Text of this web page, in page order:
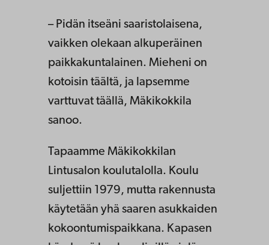
– Pidän itseäni saaristolaisena,
vaikken olekaan alkuperäinen
paikkakuntalainen. Mieheni on
kotoisin täältä, ja lapsemme
varttuvat täällä, Mäkikokkila
sanoo.
Tapaamme Mäkikokkilan
Lintusalon koulutalolla. Koulu
suljettiin 1979, mutta rakennusta
käytetään yhä saaren asukkaiden
kokoontumispaikkana. Kapasen